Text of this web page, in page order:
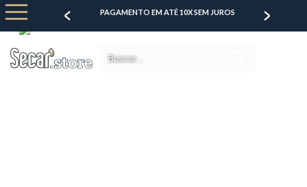
COMPRA PAGAMENTO EM ATÉ 10X SEM JUROS